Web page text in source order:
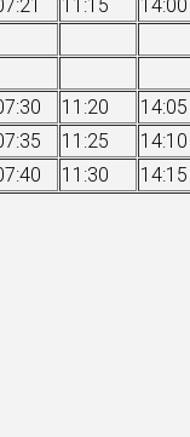
11:15
14:00
11:20
14:05
11:25
14:10
11:30 14:15